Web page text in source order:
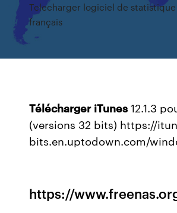
Telecharger logiciel de
français
Télécharger iTunes 12.1.3
(versions 32 bits) https://
bits.en.uptodown.com/
https://